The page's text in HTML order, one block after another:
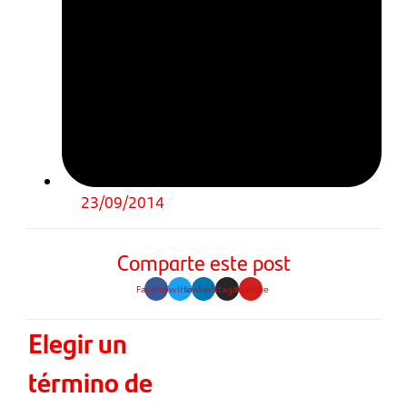
23/09/2014
Comparte este post
FacebookTwitterLinkedinInstagramYoutube
Elegir un
término de